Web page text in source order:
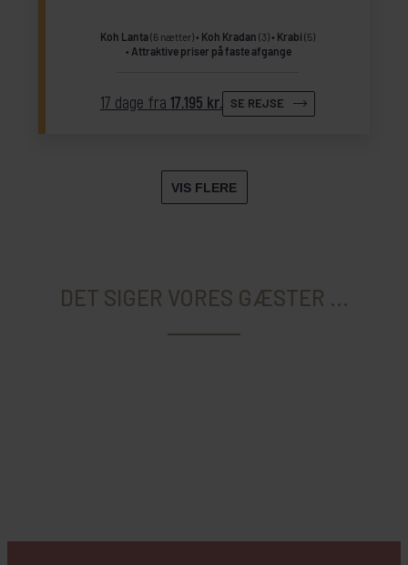
Koh Lanta(6 nætter) Koh Kradan (3) Krabi (5)
Attraktive priser på faste afgange
17 dage fra 17.195 kr. SE REJSE
VIS FLERE
DET SIGER VORES GÆSTER ...